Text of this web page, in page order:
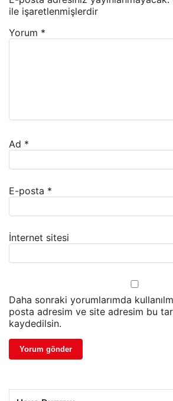
ile işaretlenmişlerdir
Yorum *
Ad *
E-posta *
İnternet sitesi
Daha sonraki yorumlarımda
posta adresim ve site adresim bu
kaydedilsin.